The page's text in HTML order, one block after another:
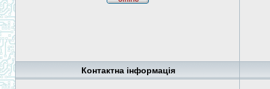
Контактна інформація